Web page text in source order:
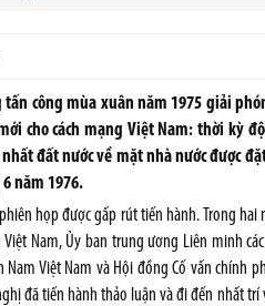
tấn công mùa xuân năm 1975 giải
cho cách mạng Việt Nam: thời kỳ
đất nước về mặt nhà nước được
năm 1976.
họp được gấp rút tiến hành. Trong
Nam, Ủy ban trung ương Liên minh
Việt Nam và Hội đồng Cố vấn chính
đã tiến hành thảo luận và đi đến nhất